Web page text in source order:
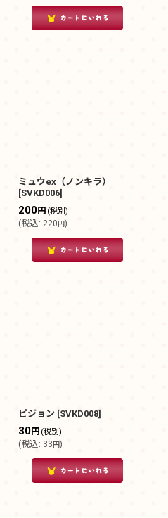
ミュウex（ノンキラ）
[SVKD006]
200円 (税別)
(税込: 220円)
ピジョン [SVKD008]
30円 (税別)
(税込: 33円)